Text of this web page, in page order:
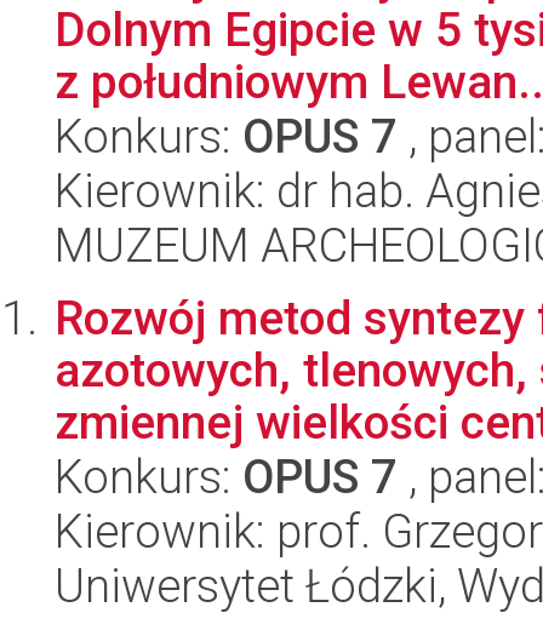
Dolnym Egipcie w 5
z południowym
Konkurs: OPUS 7 ,
Kierownik: dr hab.
MUZEUM
Rozwój metod
azotowych,
zmiennej wielkości
Konkurs: OPUS 7 ,
Kierownik: prof.
Uniwersytet Łódzki,